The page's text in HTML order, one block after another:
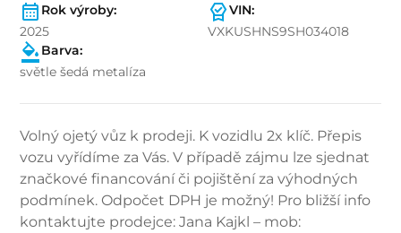
Rok výroby:
2025
VIN:
VXKUSHNS9SH034018
Barva:
světle šedá metalíza
Volný ojetý vůz k prodeji. K vozidlu 2x klíč. Přepis
vozu vyřídíme za Vás. V případě zájmu lze sjednat
značkové financování či pojištění za výhodných
podmínek. Odpočet DPH je možný! Pro bližší info
kontaktujte prodejce: Jana Kajkl – mob: